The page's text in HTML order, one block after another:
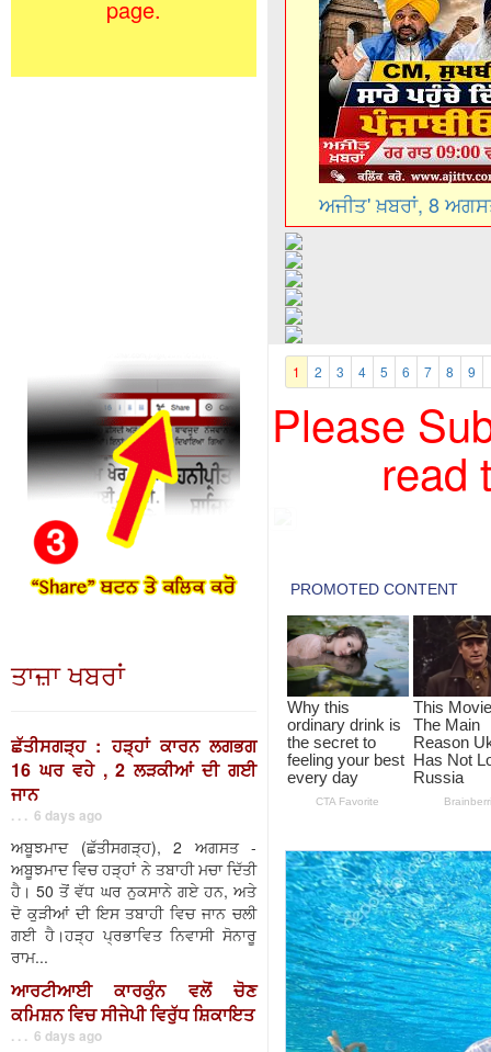
page.
ਤਾਜ਼ਾ ਖਬਰਾਂ
ਛੱਤੀਸਗੜ੍ਹ : ਹੜ੍ਹਾਂ ਕਾਰਨ ਲਗਭਗ
16 ਘਰ ਵਹੇ , 2 ਲੜਕੀਆਂ ਦੀ ਗਈ
ਜਾਨ
. . . 6 days ago
ਅਬੂਝਮਾਦ (ਛੱਤੀਸਗੜ੍ਹ), 2 ਅਗਸਤ -
ਅਬੂਝਮਾਦ ਵਿਚ ਹੜ੍ਹਾਂ ਨੇ ਤਬਾਹੀ ਮਚਾ ਦਿੱਤੀ
ਹੈ। 50 ਤੋਂ ਵੱਧ ਘਰ ਨੁਕਸਾਨੇ ਗਏ ਹਨ, ਅਤੇ
ਦੋ ਕੁੜੀਆਂ ਦੀ ਇਸ ਤਬਾਹੀ ਵਿਚ ਜਾਨ ਚਲੀ
ਗਈ ਹੈ।ਹੜ੍ਹ ਪ੍ਰਭਾਵਿਤ ਨਿਵਾਸੀ ਸੋਨਾਰੂ
ਰਾਮ...
ਆਰਟੀਆਈ ਕਾਰਕੁੰਨ ਵਲੋਂ ਚੋਣ
ਕਮਿਸ਼ਨ ਵਿਚ ਸੀਜੇਪੀ ਵਿਰੁੱਧ ਸ਼ਿਕਾਇਤ
. . . 6 days ago
ਅਜੀਤ' ਖ਼ਬਰਾਂ, 8
1 2 3 4 5 6 7 8 9
Please
read